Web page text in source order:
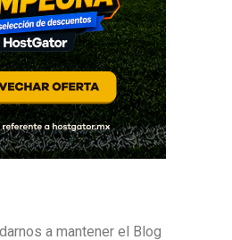
a mantener el Blog